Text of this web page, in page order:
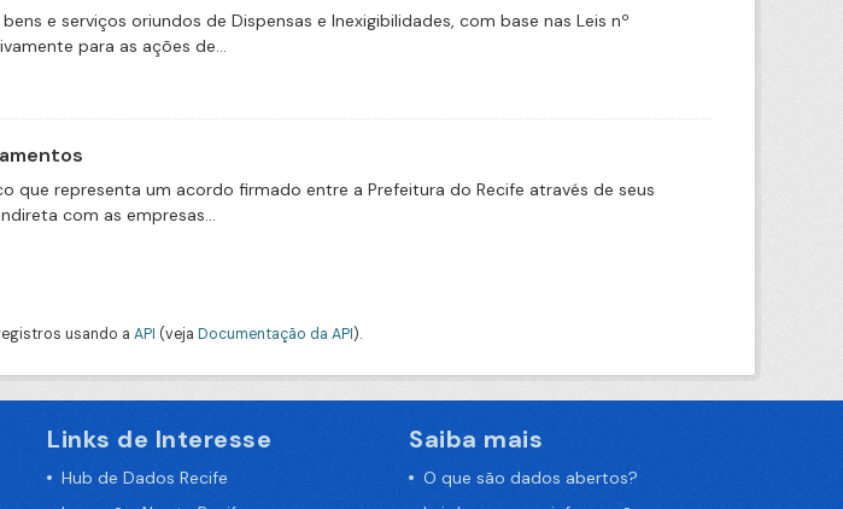
e serviços oriundos de Dispensas e Inexigibilidades, com base nas Leis nº
para as ações de...
que representa um acordo firmado entre a Prefeitura do Recife através de seus
com as empresas...
usando a API (veja Documentação da API).
Links de Interesse
Hub de Dados Recife
Saiba mais
O que são dados abertos?